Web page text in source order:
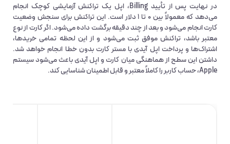
در نهایت پس از تأیید Billing، اپل یک تراکنش آزمایشی کوچک انجام
می‌دهد که معمولاً بین ۰ تا ۱ دلار است. این تراکنش برای سنجش وضعیت
کارت انجام می‌شود و بعد از چند دقیقه برگشت داده می‌شود. اگر کارت از نوع
معتبر باشد، تراکنش موفق ثبت می‌شود و از این لحظه تمامی خریدها،
اشتراک‌ها و پرداخت اپل آیدی با مستر کارت بدون خطا انجام خواهد شد.
داشتن این سطح از هماهنگی میان کارت و اپل آیدی باعث می‌شود سیستم
Apple، حساب کاربر را کاملاً معتبر و قابل اطمینان شناسایی کند.